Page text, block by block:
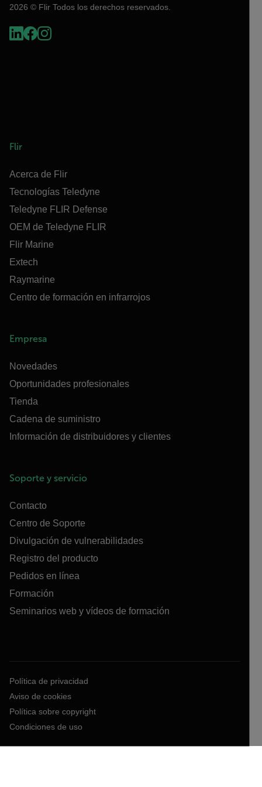
2026 © Flir Todos los derechos reservados.
Flir
Acerca de Flir
Tecnologías Teledyne
Teledyne FLIR Defense
OEM de Teledyne FLIR
Flir Marine
Extech
Raymarine
Centro de formación en infrarrojos
Empresa
Novedades
Oportunidades profesionales
Tienda
Cadena de suministro
Información de distribuidores y clientes
Soporte y servicio
Contacto
Centro de Soporte
Divulgación de vulnerabilidades
Registro del producto
Pedidos en línea
Formación
Seminarios web y vídeos de formación
Política de privacidad
Aviso de cookies
Política sobre copyright
Condiciones de uso